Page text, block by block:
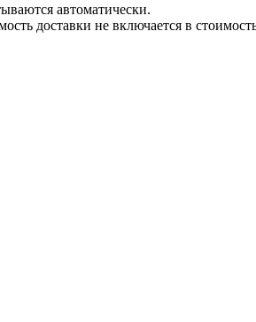
автоматически.
доставки не включается в стоимость